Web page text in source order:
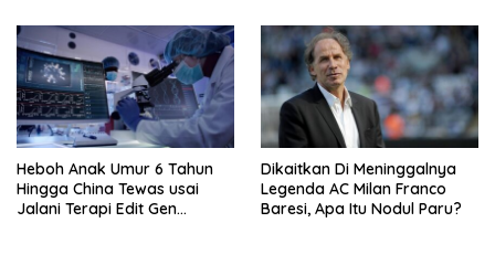
Heboh Anak Umur 6 Tahun
Hingga China Tewas usai
Jalani Terapi Edit Gen
Dikaitkan Di Meninggalnya
Legenda AC Milan Franco
Baresi, Apa Itu Nodul Paru?